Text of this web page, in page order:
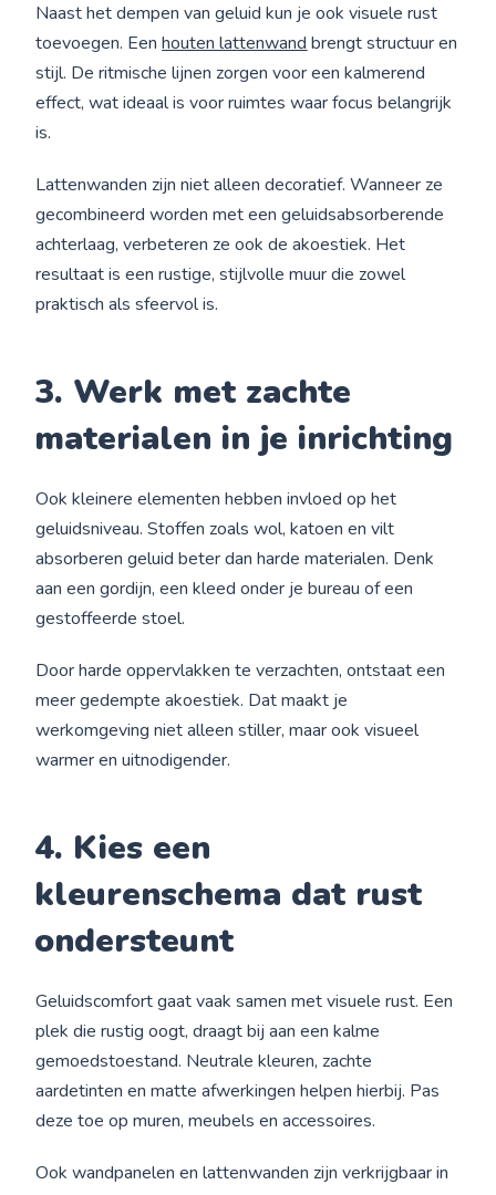
Naast het dempen van geluid kun je ook visuele rust
toevoegen. Eenhouten lattenwand brengt structuur en
stijl. De ritmische lijnen zorgen voor een kalmerend
effect, wat ideaal is voor ruimtes waar focus belangrijk
is.
Lattenwanden zijn niet alleen decoratief. Wanneer ze
gecombineerd worden met een geluidsabsorberende
achterlaag, verbeteren ze ook de akoestiek. Het
resultaat is een rustige, stijlvolle muur die zowel
praktisch als sfeervol is.
3. Werk met zachte
materialen in je inrichting
Ook kleinere elementen hebben invloed op het
geluidsniveau. Stoffen zoals wol, katoen en vilt
absorberen geluid beter dan harde materialen. Denk
aan een gordijn, een kleed onder je bureau of een
gestoffeerde stoel.
Door harde oppervlakken te verzachten, ontstaat een
meer gedempte akoestiek. Dat maakt je
werkomgeving niet alleen stiller, maar ook visueel
warmer en uitnodigender.
4. Kies een
kleurenschema dat rust
ondersteunt
Geluidscomfort gaat vaak samen met visuele rust. Een
plek die rustig oogt, draagt bij aan een kalme
gemoedstoestand. Neutrale kleuren, zachte
aardetinten en matte afwerkingen helpen hierbij. Pas
deze toe op muren, meubels en accessoires.
Ook wandpanelen en lattenwanden zijn verkrijgbaar in